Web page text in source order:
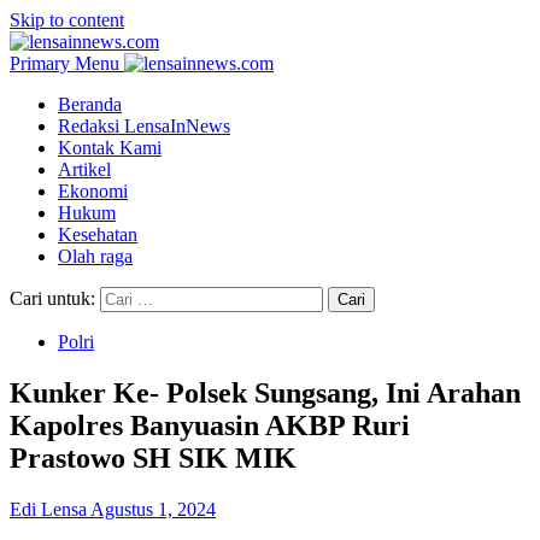
Skip to content
Primary Menu
Beranda
Redaksi LensaInNews
Kontak Kami
Artikel
Ekonomi
Hukum
Kesehatan
Olah raga
Cari untuk:
Polri
Kunker Ke- Polsek Sungsang, Ini Arahan
Kapolres Banyuasin AKBP Ruri
Prastowo SH SIK MIK
Edi Lensa Agustus 1, 2024